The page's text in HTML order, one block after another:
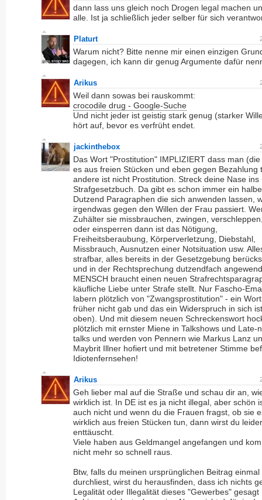
dann lass uns gleich noch Drogen legal machen
alle. Ist ja schließlich jeder selber für sich
Platurt
Warum nicht? Bitte nenne mir einen einzigen
dagegen, ich kann dir genug Argumente dafür
Arikus
Weil dann sowas bei rauskommt:
crocodile drug - Google-Suche
Und nicht jeder ist geistig stark genug (starker
hört auf, bevor es verfrüht endet.
jackinthebox
Das Wort "Prostitution" IMPLIZIERT dass man
es aus freien Stücken und eben gegen Bezahlung
andere ist nicht Prostitution. Streck deine Nase ins
Strafgesetzbuch. Da gibt es schon immer ein
Dutzend Paragraphen die sich anwenden lassen,
irgendwas gegen den Willen der Frau passiert.
Zuhälter sie missbrauchen, zwingen,
oder einsperren dann ist das Nötigung,
Freiheitsberaubung, Körperverletzung, Diebstahl,
Missbrauch, Ausnutzen einer Notsituation usw.
strafbar, alles bereits in der Gesetzgebung
und in der Rechtsprechung dutzendfach
MENSCH braucht einen neuen
käufliche Liebe unter Strafe stellt. Nur Fascho-
labern plötzlich von "Zwangsprostitution" - ein
früher nicht gab und das ein Widerspruch in sich
oben). Und mit diesem neuen Schreckenswort
plötzlich mit ernster Miene in Talkshows und Late-
talks und werden von Pennern wie Markus Lanz
Maybrit Illner hofiert und mit betretener Stimme
Idiotenfernsehen!
Arikus
Geh lieber mal auf die Straße und schau dir an,
wirklich ist. In DE ist es ja nicht illegal, aber schön
auch nicht und wenn du die Frauen fragst, ob sie
wirklich aus freien Stücken tun, dann wirst du
enttäuscht.
Viele haben aus Geldmangel angefangen und
nicht mehr so schnell raus.
Btw, falls du meinen ursprünglichen Beitrag einmal
durchliest, wirst du herausfinden, dass ich nichts
Legalität oder Illegalität dieses "Gewerbes" gesagt